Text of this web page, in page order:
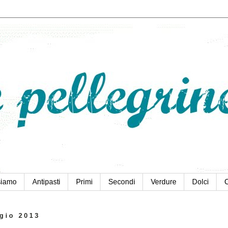
Antipasti Primi Secondi Verdure Dolci
2013